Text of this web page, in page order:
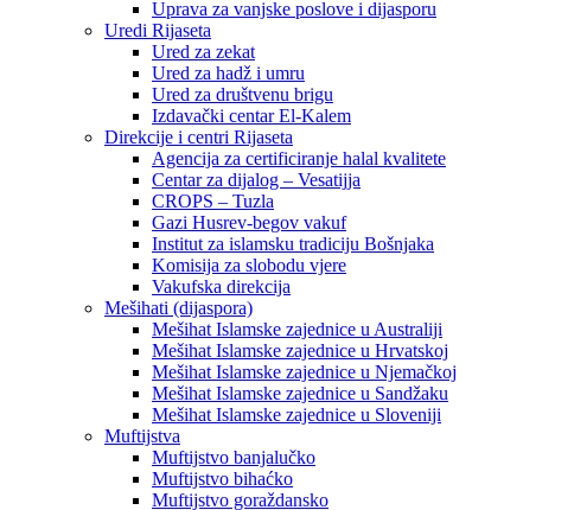
Uprava za vanjske poslove i dijasporu
Uredi Rijaseta
Ured za zekat
Ured za hadž i umru
Ured za društvenu brigu
Izdavački centar El-Kalem
Direkcije i centri Rijaseta
Agencija za certificiranje halal kvalitete
Centar za dijalog – Vesatijja
CROPS – Tuzla
Gazi Husrev-begov vakuf
Institut za islamsku tradiciju Bošnjaka
Komisija za slobodu vjere
Vakufska direkcija
Mešihati (dijaspora)
Mešihat Islamske zajednice u Australiji
Mešihat Islamske zajednice u Hrvatskoj
Mešihat Islamske zajednice u Njemačkoj
Mešihat Islamske zajednice u Sandžaku
Mešihat Islamske zajednice u Sloveniji
Muftijstva
Muftijstvo banjalučko
Muftijstvo bihaćko
Muftijstvo goraždansko